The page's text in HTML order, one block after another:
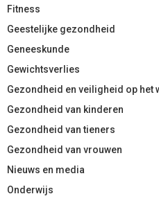
Fitness
Geestelijke gezondheid
Geneeskunde
Gewichtsverlies
Gezondheid en veiligheid op het
Gezondheid van kinderen
Gezondheid van tieners
Gezondheid van vrouwen
Nieuws en media
Onderwijs